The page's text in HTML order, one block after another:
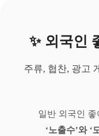
✨ 외국인
주류, 협찬, 광고
일반 외국인 좋
‘노출수’와 ‘